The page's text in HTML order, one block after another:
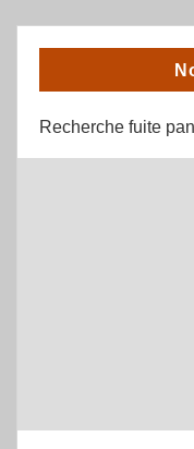
Recherche fuite